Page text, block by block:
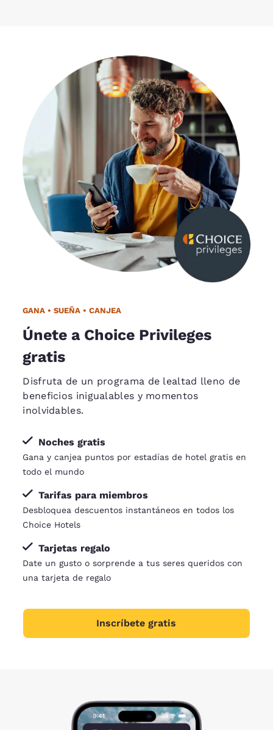
GANA • SUEÑA • CANJEA
Únete a Choice Privileges
gratis
Disfruta de un programa de lealtad lleno de
beneficios inigualables y momentos
inolvidables.
Noches gratis
Gana y canjea puntos por estadías de hotel gratis en
todo el mundo
Tarifas para miembros
Desbloquea descuentos instantáneos en todos los
Choice Hotels
Tarjetas regalo
Date un gusto o sorprende a tus seres queridos con
una tarjeta de regalo
Inscríbete gratis